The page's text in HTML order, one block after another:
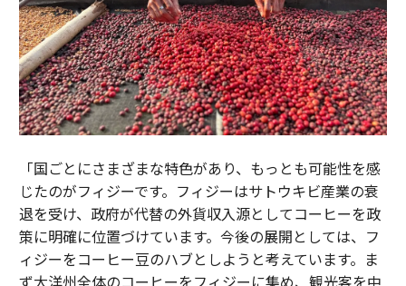
「国ごとにさまざまな特色があり、もっとも可能性を感
じたのがフィジーです。フィジーはサトウキビ産業の衰
退を受け、政府が代替の外貨収入源としてコーヒーを政
策に明確に位置づけています。今後の展開としては、フ
ィジーをコーヒー豆のハブとしようと考えています。ま